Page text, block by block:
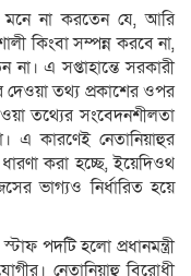
মনে না করতেন যে, আরি
কিংবা সম্পন্ন করবে না,
এ সপ্তাহান্তে সরকারী
দেওয়া তথ্য প্রকাশের ওপর
তথ্যের সংবেদনশীলতা
এ কারণেই নেতানিয়াহুর
করা হচ্ছে, ইয়েদিওথ
ভাগ্যও নির্ধারিত হয়ে
পদটি হলো প্রধানমন্ত্রী
নেতানিয়াহু বিরোধী